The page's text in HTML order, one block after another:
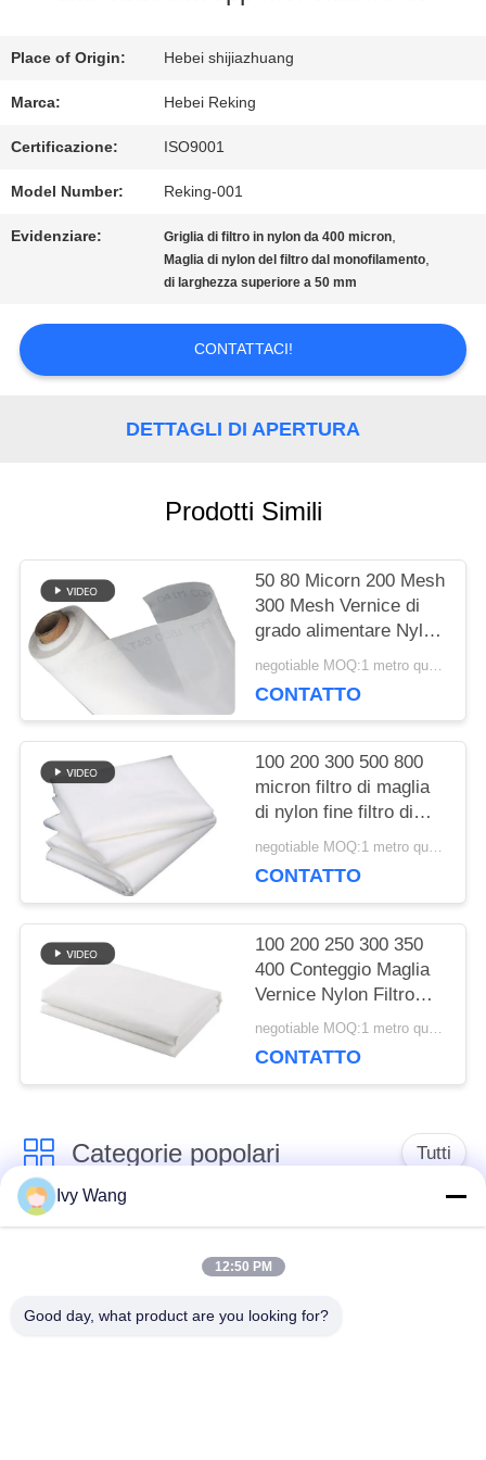
FABBRICA
CONTROLLO
DI
QUALITÀ
CONTATTICI
NOTIZIE
RICHIEDA
MAPPA
DEL
SITO
PRIVACY
POLICY
Place of Origin: Hebei shijiazhuang
Marca: Hebei Reking
Certificazione: ISO9001
Model Number: Reking-001
Evidenziare: Griglia di filtro in nylon da 400 micron,
Maglia di nylon del filtro dal monofilamento,
di larghezza superiore a 50 mm
CONTATTACI!
DETTAGLI DI APERTURA
Prodotti Simili
50 80 Micorn 200 Mesh
300 Mesh Vernice di
grado alimentare Nylon
Filter Mesh Stoffa
negotiable MOQ:1 metro quadrato
CONTATTO
100 200 300 500 800
micron filtro di maglia
di nylon fine filtro di
stoffa per succo di latte
alimentare filtro di
negotiable MOQ:1 metro quadrato
CONTATTO
100 200 250 300 350
400 Conteggio Maglia
Vernice Nylon Filtro
Maglia Tessuto Tessutonegotiable MOQ:1 metro quadrato
CONTATTO
Categorie popolari Tutti
cinghia della rete
della maglia
Ivy Wang
12:50 PM
Good day, what product are you looking for?